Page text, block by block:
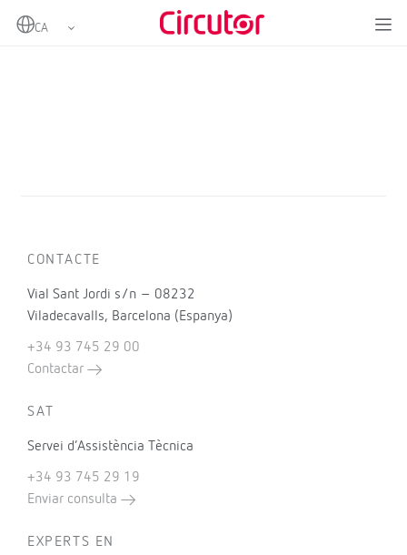
Home
CONTACTE
Vial Sant Jordi s/n – 08232
Viladecavalls, Barcelona (Espanya)
+34 93 745 29 00
Contactar
SAT
Servei d’Assistència Tècnica
+34 93 745 29 19
Enviar consulta
EXPERTS EN